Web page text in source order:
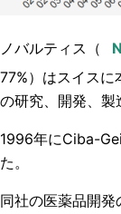
ノバルティス （
77%）はスイスに
の研究、開発、製
1996年にCiba-
た。
同社の医薬品開